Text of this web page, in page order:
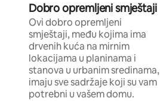
Dobro opremljeni smještaji
Ovi dobro opremljeni
smještaji, među kojima ima
drvenih kuća na mirnim
lokacijama u planinama i
stanova u urbanim sredinama,
imaju sve sadržaje koji su vam
potrebni u vašem domu.